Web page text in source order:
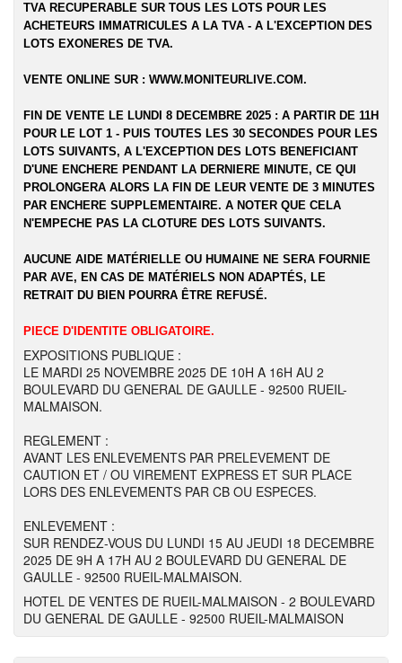
TVA RECUPERABLE SUR TOUS LES LOTS POUR LES
ACHETEURS IMMATRICULES A LA TVA - A L'EXCEPTION DES
LOTS EXONERES DE TVA.
VENTE ONLINE SUR : WWW.MONITEURLIVE.COM.
FIN DE VENTE LE LUNDI 8 DECEMBRE 2025 : A PARTIR DE 11H
POUR LE LOT 1 - PUIS TOUTES LES 30 SECONDES POUR LES
LOTS SUIVANTS, A L'EXCEPTION DES LOTS BENEFICIANT
D'UNE ENCHERE PENDANT LA DERNIERE MINUTE, CE QUI
PROLONGERA ALORS LA FIN DE LEUR VENTE DE 3 MINUTES
PAR ENCHERE SUPPLEMENTAIRE. A NOTER QUE CELA
N'EMPECHE PAS LA CLOTURE DES LOTS SUIVANTS.
AUCUNE AIDE MATÉRIELLE OU HUMAINE NE SERA FOURNIE
PAR AVE, EN CAS DE MATÉRIELS NON ADAPTÉS, LE
RETRAIT DU BIEN POURRA ÊTRE REFUSÉ.
PIECE D'IDENTITE OBLIGATOIRE.
EXPOSITIONS PUBLIQUE :
LE MARDI 25 NOVEMBRE 2025 DE 10H A 16H AU 2
BOULEVARD DU GENERAL DE GAULLE - 92500 RUEIL-
MALMAISON.
REGLEMENT :
AVANT LES ENLEVEMENTS PAR PRELEVEMENT DE
CAUTION ET / OU VIREMENT EXPRESS ET SUR PLACE
LORS DES ENLEVEMENTS PAR CB OU ESPECES.
ENLEVEMENT :
SUR RENDEZ-VOUS DU LUNDI 15 AU JEUDI 18 DECEMBRE
2025 DE 9H A 17H AU 2 BOULEVARD DU GENERAL DE
GAULLE - 92500 RUEIL-MALMAISON.
HOTEL DE VENTES DE RUEIL-MALMAISON - 2 BOULEVARD
DU GENERAL DE GAULLE - 92500 RUEIL-MALMAISON